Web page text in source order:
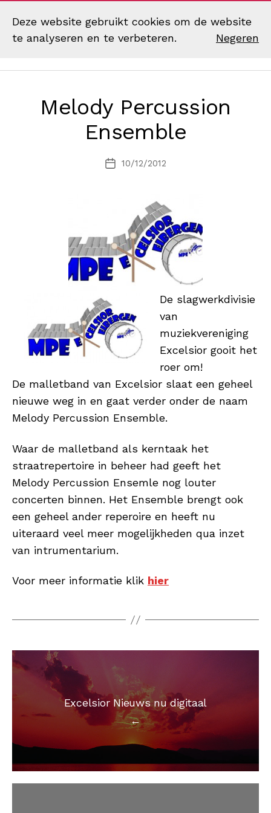
Deze website gebruikt cookies om de website
te analyseren en te verbeteren.
Negeren
Excelsior
Melody Percussion
Ensemble
Berichtdatum
10/12/2012
De slagwerkdivisie
van
muziekvereniging
Excelsior gooit het
roer om!
De malletband van Excelsior slaat een geheel
nieuwe weg in en gaat verder onder de naam
Melody Percussion Ensemble.
Waar de malletband als kerntaak het
straatrepertoire in beheer had geeft het
Melody Percussion Ensemle nog louter
concerten binnen. Het Ensemble brengt ook
een geheel ander reperoire en heeft nu
uiteraard veel meer mogelijkheden qua inzet
van intrumentarium.
Voor meer informatie klik hier
←
Excelsior Nieuws nu digitaal